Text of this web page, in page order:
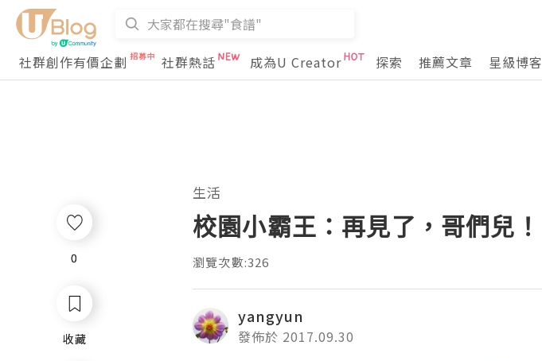
社群創作有價企劃
社群熱話 成為U Creator 探索 推薦文章 星級博客
0
收藏
生活
校園小霸王：再見了，哥們兒！
瀏覽次數:326
yangyun
發佈於 2017.09.30
0
收藏